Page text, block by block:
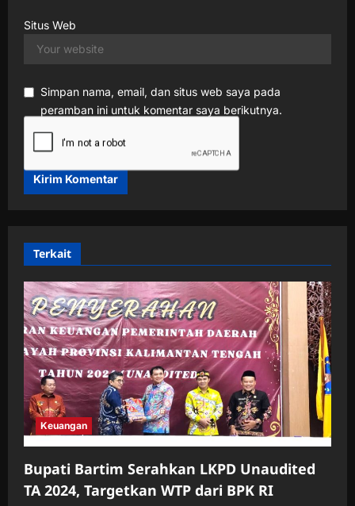
Situs Web
Simpan nama, email, dan situs web saya pada
peramban ini untuk komentar saya berikutnya.
Terkait
Keuangan
Bupati Bartim Serahkan LKPD Unaudited
TA 2024, Targetkan WTP dari BPK RI